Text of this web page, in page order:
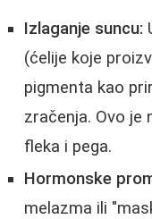
Izlaganje suncu:
(ćelije koje
pigmenta kao
zračenja. Ovo je
fleka i pega.
Hormonske
melazma ili